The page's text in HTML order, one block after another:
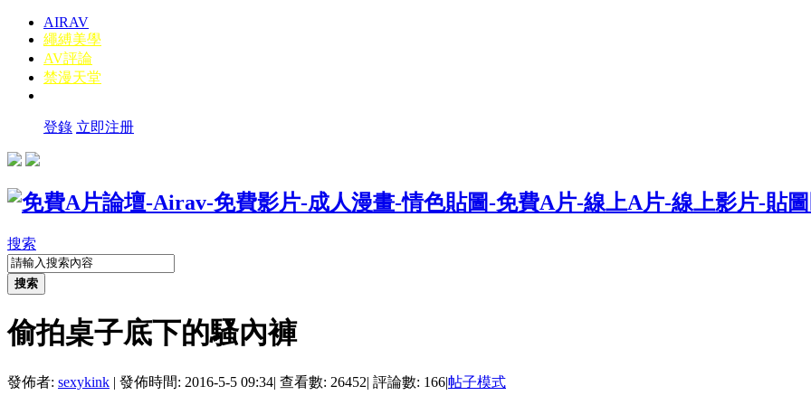
AIRAV
繩縛美學
AV評論
禁漫天堂
登錄 立即注册
搜索
搜索
偷拍桌子底下的騷內褲
發佈者: sexykink | 發佈時間: 2016-5-5 09:34| 查看數: 26452| 評論數: 166|帖子模式